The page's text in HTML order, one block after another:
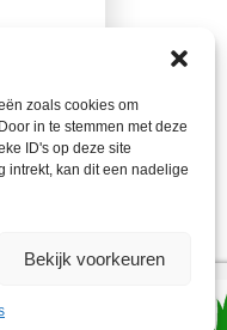
zoals cookies om
in te stemmen met deze
ID's op deze site
intrekt, kan dit een nadelige
Bekijk voorkeuren